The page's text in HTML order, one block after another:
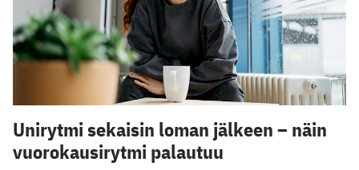
Unirytmi sekaisin loman jälkeen – näin
vuorokausirytmi palautuu